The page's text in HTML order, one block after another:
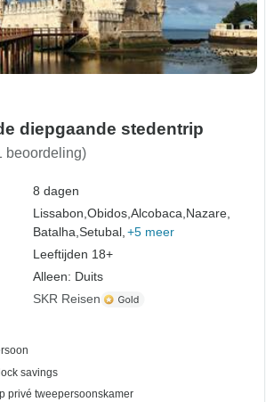
diepgaande stedentrip
beoordeling)
8 dagen
Lissabon,Obidos,Alcobaca, Nazare,
Batalha,Setubal, +5 meer
Leeftijden 18+
Alleen: Duits
SKR Reisen
savings
privé tweepersoonskamer